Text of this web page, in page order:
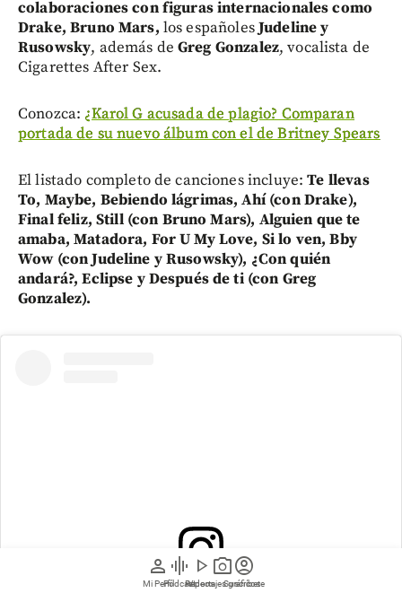
person
Mi Perfil
graphic_eq
Pódcast
play_arrow
Videos
photo_camera
Reportajes gráficos
account_circle
Suscríbete
colaboraciones con figuras internacionales como
Drake, Bruno Mars, los españolesJudeline y
Rusowsky, además de Greg Gonzalez, vocalista de
Cigarettes After Sex.
Conozca: ¿Karol G acusada de plagio? Comparan
portada de su nuevo álbum con el de Britney Spears
El listado completo de canciones incluye:Te llevas
To, Maybe, Bebiendo lágrimas, Ahí (con Drake),
Final feliz, Still (con Bruno Mars), Alguien que te
amaba, Matadora, For U My Love, Si lo ven, Bby
Wow (con Judeline y Rusowsky), ¿Con quién
andará?, Eclipse y Después de ti (con Greg
Gonzalez).